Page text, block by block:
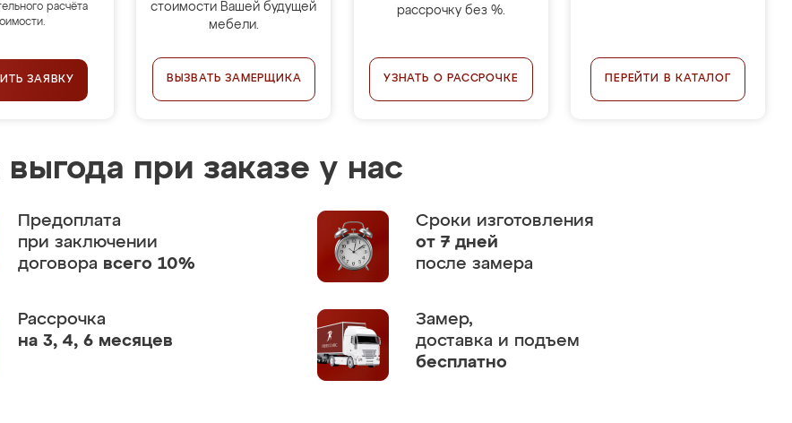
расчёта
ЗАЯВКУ
стоимости Вашей будущей
мебели.
ВЫЗВАТЬ ЗАМЕРЩИКА
рассрочку без %.
УЗНАТЬ О РАССРОЧКЕ ПЕРЕЙТИ В КАТАЛОГ
выгода при заказе у нас
Предоплата
при заключении
договора всего 10%
Сроки изготовления
от 7 дней
после замера
Рассрочка
на 3, 4, 6 месяцев
Замер,
доставка и подъем
бесплатно